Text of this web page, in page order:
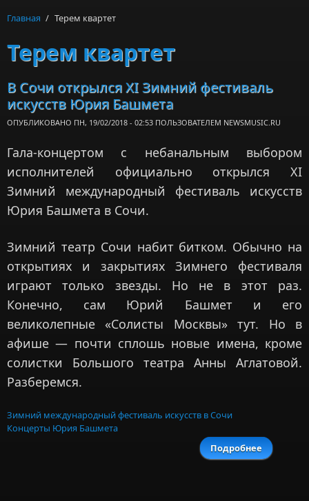
Главная / Терем квартет
Терем квартет
В Сочи открылся XI Зимний фестиваль
искусств Юрия Башмета
ОПУБЛИКОВАНО ПН, 19/02/2018 - 02:53 ПОЛЬЗОВАТЕЛЕМ NEWSMUSIC.RU
Гала-концертом с небанальным выбором
исполнителей официально открылся XI
Зимний международный фестиваль искусств
Юрия Башмета в Сочи.
Зимний театр Сочи набит битком. Обычно на
открытиях и закрытиях Зимнего фестиваля
играют только звезды. Но не в этот раз.
Конечно, сам Юрий Башмет и его
великолепные «Солисты Москвы» тут. Но в
афише — почти сплошь новые имена, кроме
солистки Большого театра Анны Аглатовой.
Разберемся.
Зимний международный фестиваль искусств в Сочи
Концерты Юрия Башмета
Подробнее